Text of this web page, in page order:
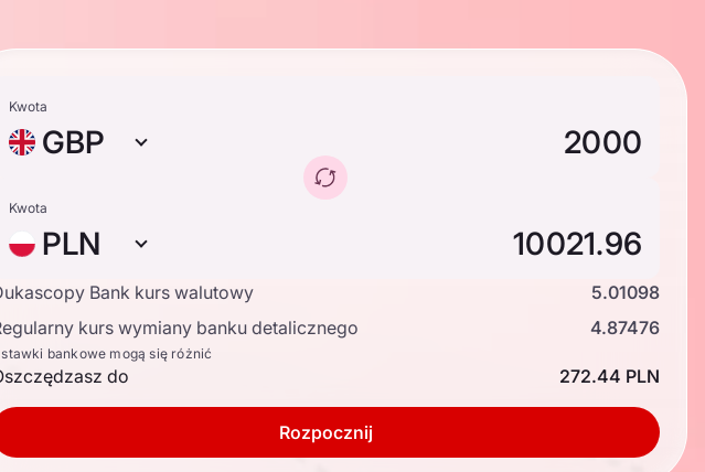
Kwota
GBP
Kwota
PLN
Bank kurs walutowy
5.01098
kurs wymiany banku detalicznego
4.87476
bankowe mogą się różnić
do 272.44 PLN
Rozpocznij